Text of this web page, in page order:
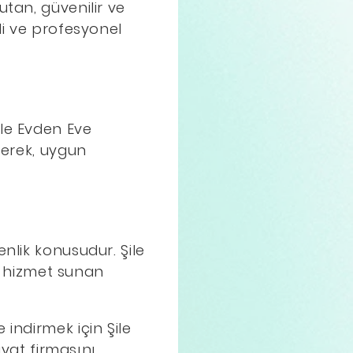
güvenilir ve
ve profesyonel
Evden Eve
uygun
konusudur. Şile
hizmet sunan
indirmek için Şile